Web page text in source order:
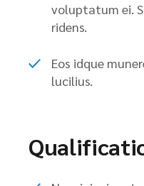
voluptatum ei.
ridens.
Eos idque
lucilius.